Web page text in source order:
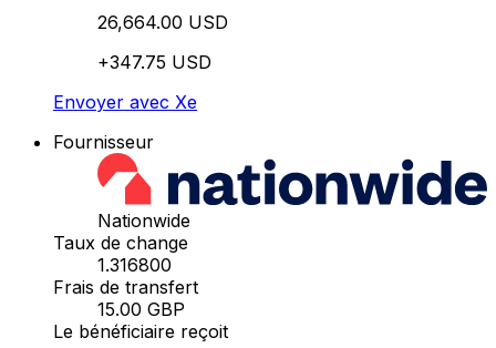
26,664.00 USD
+347.75 USD
Envoyer avec Xe
Fournisseur
Nationwide
Taux de change
1.316800
Frais de transfert
15.00 GBP
Le bénéficiaire reçoit